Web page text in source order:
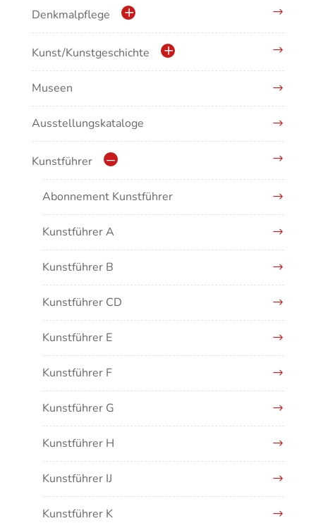
Denkmalpflege
Kulturdenkmale in Baden-Württemberg
Kunst/Kunstgeschichte
Antike/Mittelalter
Renaissance/Barock/19. Jahrhundert
Moderne/Gegenwartskunst
Übergreifende Darstellungen
Museen
Ausstellungskataloge
Kunstführer
Abonnement Kunstführer
Kunstführer A
Kunstführer B
Kunstführer CD
Kunstführer E
Kunstführer F
Kunstführer G
Kunstführer H
Kunstführer IJ
Kunstführer K